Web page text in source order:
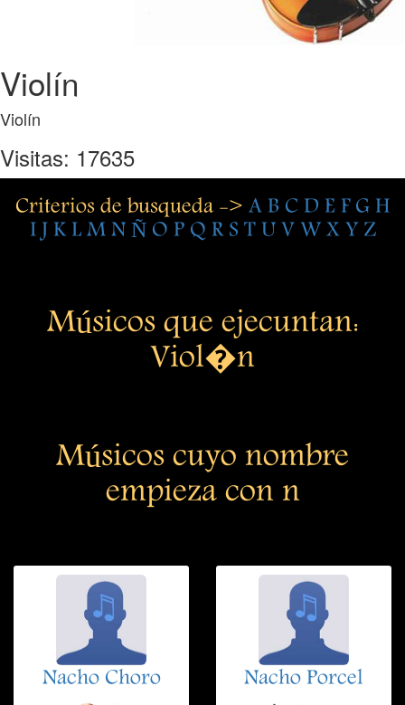
Violín
Violín
Visitas: 17635
Criterios de busqueda -> A B C D E F G H
I J K L M N Ñ O P Q R S T U V W X Y Z
Músicos que ejecuntan:
Viol�n
Músicos cuyo nombre
empieza con n
Nacho Choro Nacho Porcel